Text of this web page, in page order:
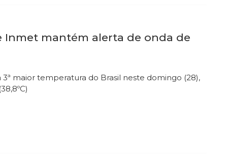
Inmet mantém alerta de onda de
maior temperatura do Brasil neste domingo (28),